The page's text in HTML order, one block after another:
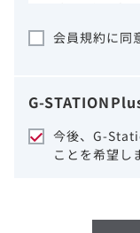
事項をご熟読い
ギリアド
細心の注
供するよ
性、確実
利用す
会員規約に同
G-STATION
今後、G-
ことを希望し